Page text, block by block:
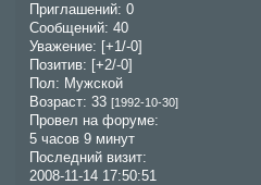
Приглашений: 0
Сообщений: 40
Уважение: [+1/-0]
Позитив: [+2/-0]
Пол: Мужской
Возраст: 33[1992-10-30]
Провел на форуме:
5 часов 9 минут
Последний визит:
2008-11-14 17:50:51